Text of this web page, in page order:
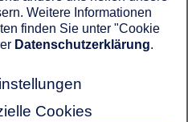
Weitere Informationen
finden Sie unter "Cookie
Datenschutzerklärung.
Cookies